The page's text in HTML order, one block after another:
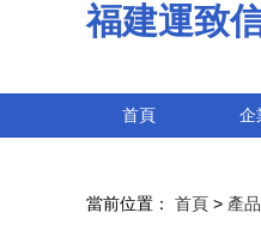
福建運致
首頁 企
當前位置： 首頁 > 產